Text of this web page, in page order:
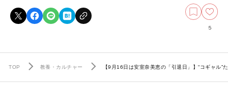
5
TOP 教養・カルチャー 【9月16日は安室奈美恵の「引退日」】“コギャル